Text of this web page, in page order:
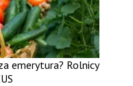
emerytura? Rolnicy